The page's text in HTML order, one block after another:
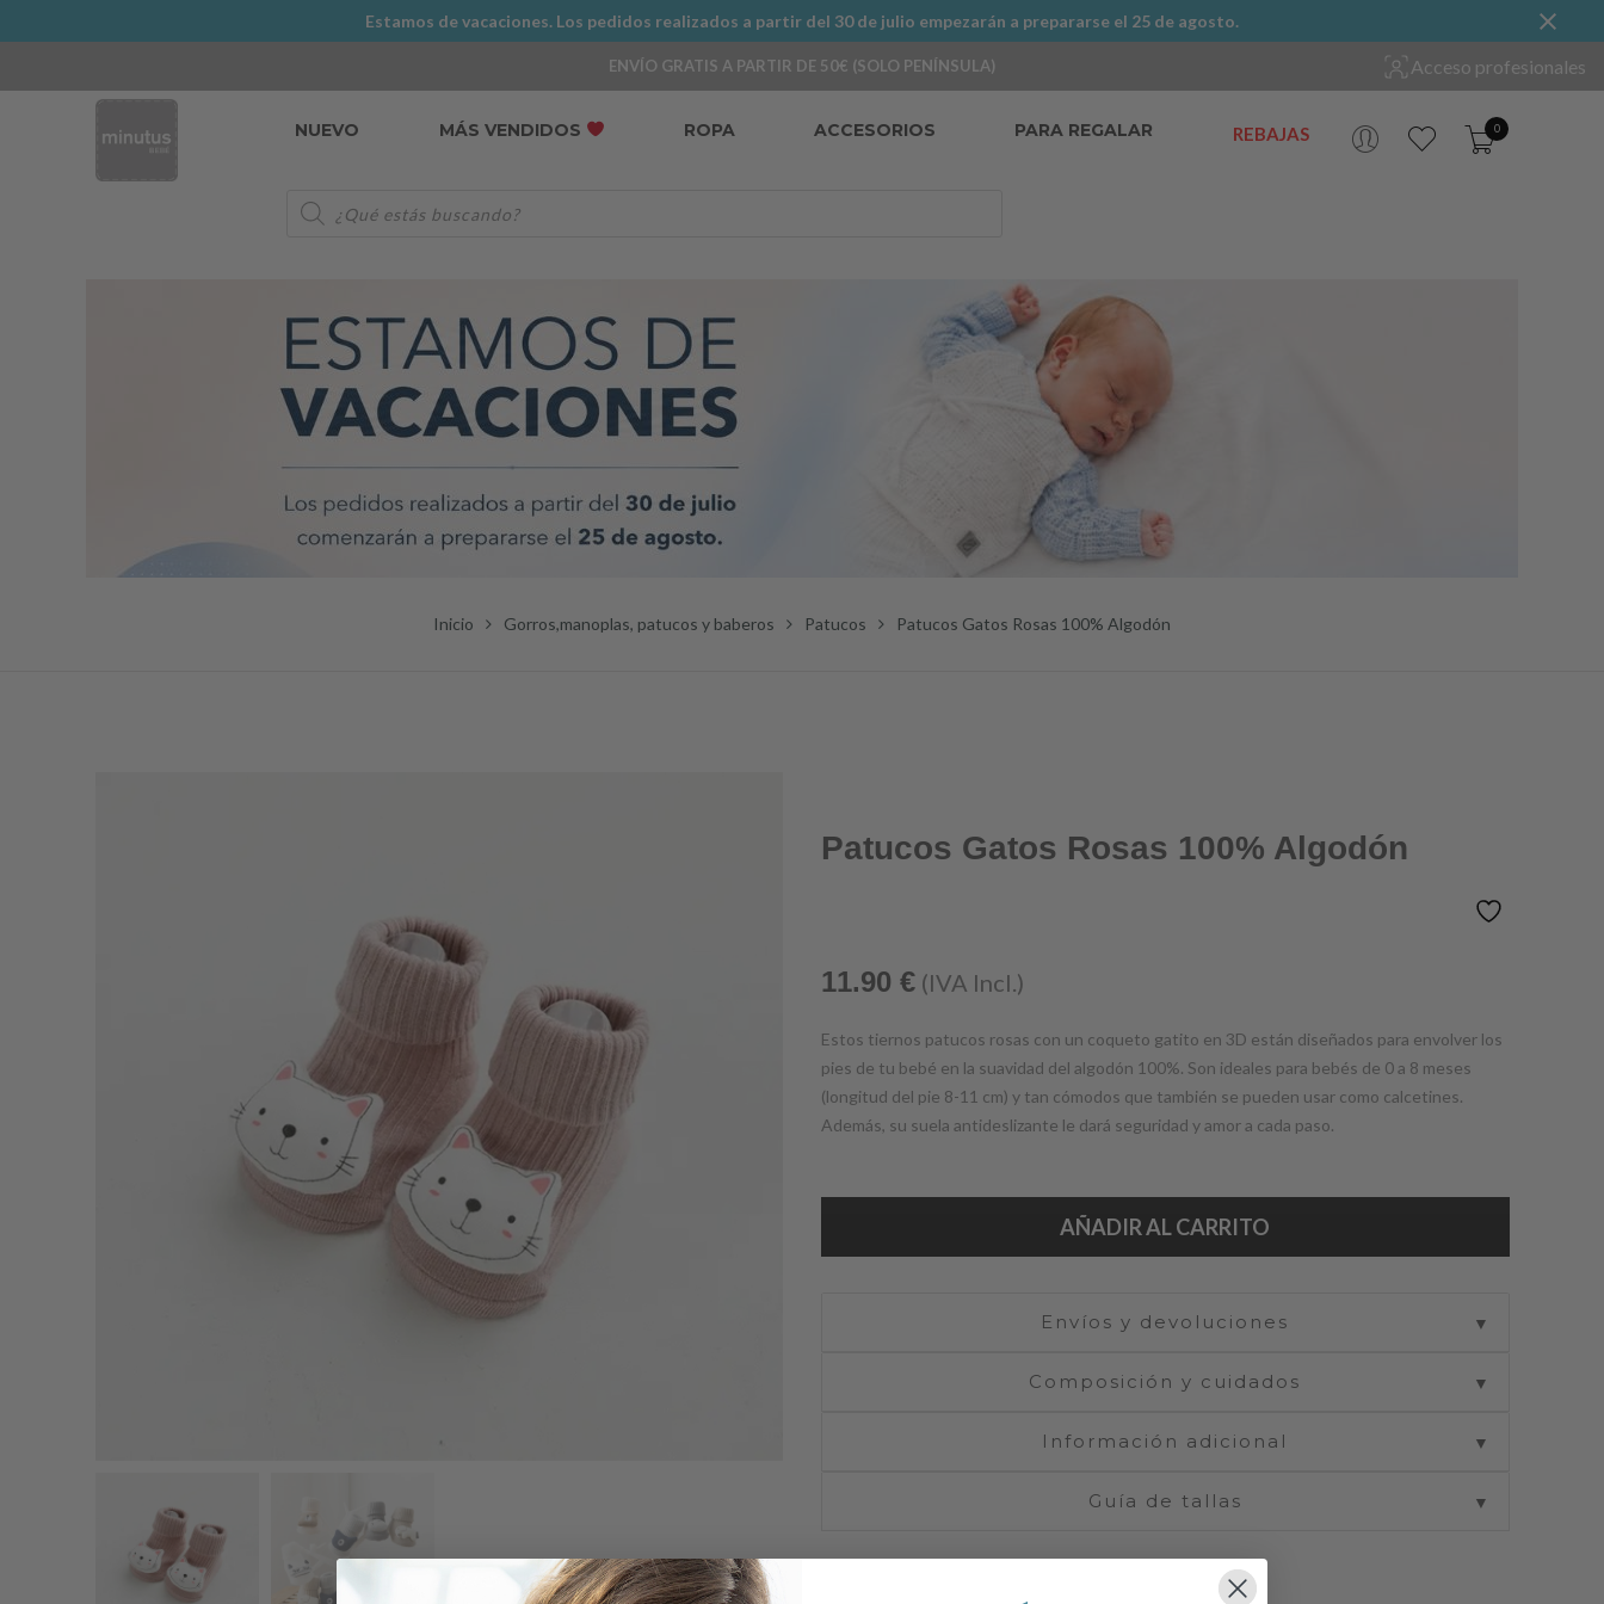
Estamos de vacaciones. Los pedidos realizados a partir del 30 de julio empezarán a prepararse el 25 de agosto.
ENVÍO GRATIS A PARTIR DE 50€ (SOLO PENÍNSULA) Acceso profesionales
NUEVO MÁS VENDIDOS ROPA ACCESORIOS PARA REGALAR REBAJAS 0
Búsqueda
de
productos
Inicio Gorros,manoplas, patucos y baberos Patucos Patucos Gatos Rosas 100% Algodón
Patucos Gatos Rosas 100% Algodón
11.90 € (IVA Incl.)
Estos tiernos patucos rosas con un coqueto gatito en 3D están diseñados para envolver los
pies de tu bebé en la suavidad del algodón 100%. Son ideales para bebés de 0 a 8 meses
(longitud del pie 8-11 cm) y tan cómodos que también se pueden usar como calcetines.
Además, su suela antideslizante le dará seguridad y amor a cada paso.
AÑADIR AL CARRITO
Envíos y devoluciones ▼
Composición y cuidados ▼
Información adicional ▼
Guía de tallas ▼